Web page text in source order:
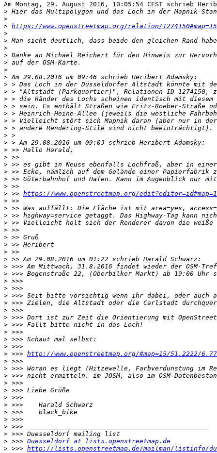
Am Montag, 29. August 2016, 10:05:54 CEST schrieb
>
>
> https://www.openstreetmap.org/relation/
>
>
>
>
>
>
>
>
>
>
>
>
>
>
>
>
>
>
>
>
>
>
> >> https://www.openstreetmap.org/
>
>
>
>
>
>
>
>
>
>
>
>
>
>
>
>
>
>
>
>
>
> >>> http://www.openstreetmap.org/#map=15/51.2222/
>
>
>
>
>
>
>
>
>
>
>
> >>> Duesseldorf at lists.openstreetmap.de
> >>> http://lists.openstreetmap.de/mailman/listinfo/